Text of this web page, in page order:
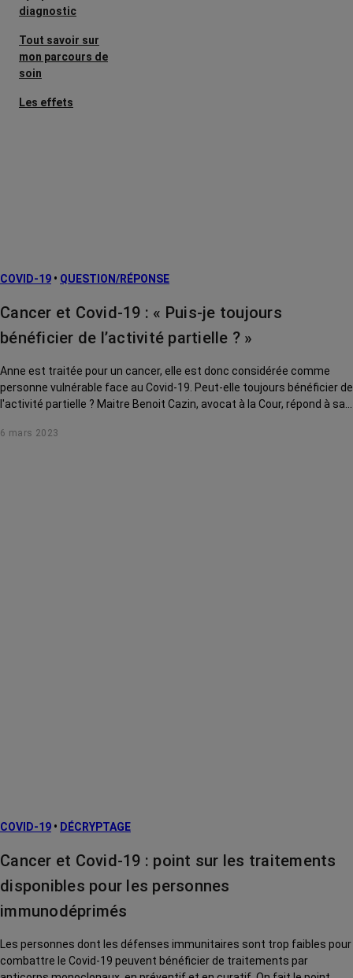
diagnostic
Tout savoir sur
mon parcours de
soin
Les effets
Traitements
La vie autour
COVID-19 • QUESTION/RÉPONSE
Cancer et Covid-19 : « Puis-je toujours
bénéficier de l’activité partielle ? »
Anne est traitée pour un cancer, elle est donc considérée comme
personne vulnérable face au Covid-19. Peut-elle toujours bénéficier de
l'activité partielle ? Maitre Benoit Cazin, avocat à la Cour, répond à sa
6 mars 2023
COVID-19 • DÉCRYPTAGE
Cancer et Covid-19 : point sur les traitements
disponibles pour les personnes
immunodéprimés
Les personnes dont les défenses immunitaires sont trop faibles pour
combattre le Covid-19 peuvent bénéficier de traitements par